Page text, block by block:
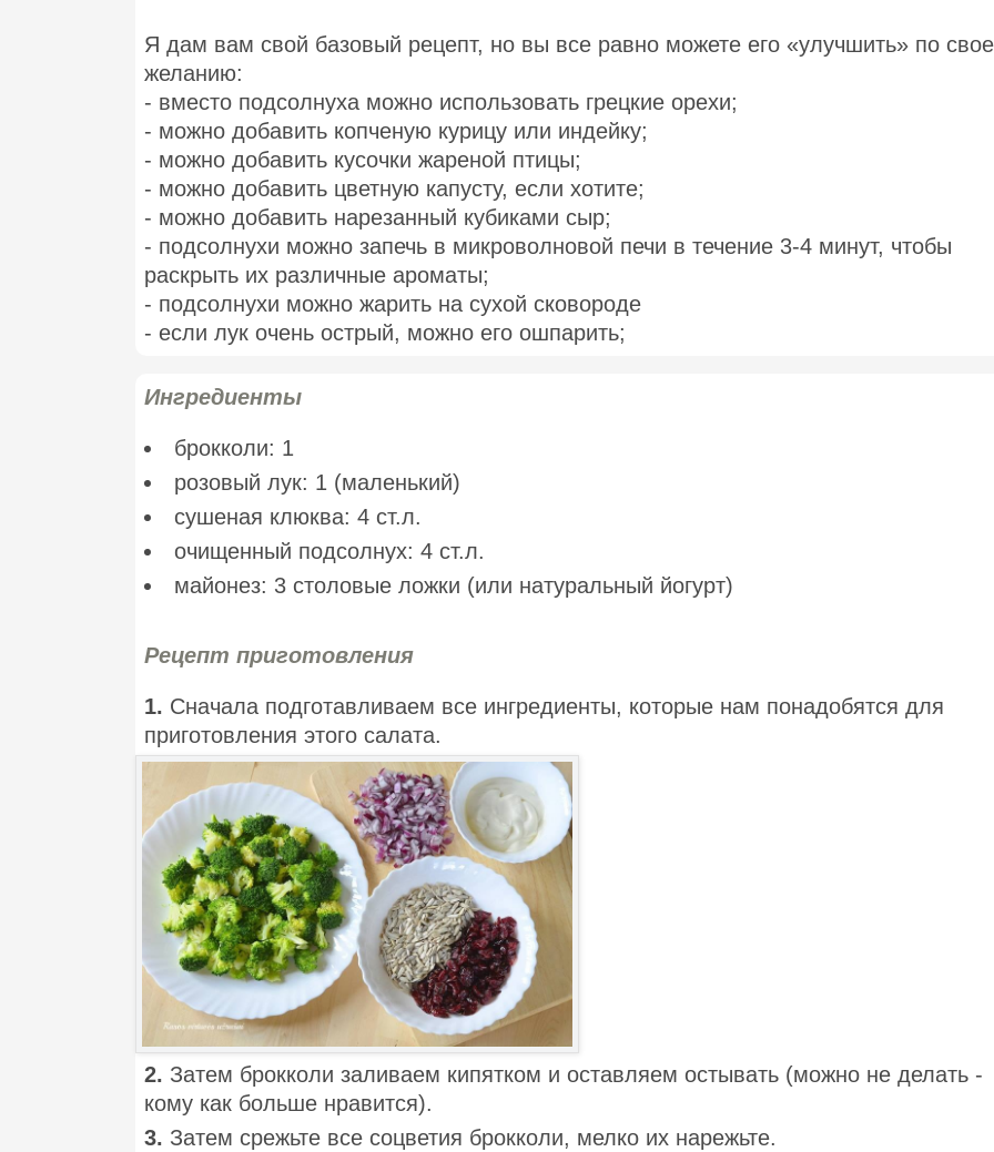
Я дам вам свой базовый рецепт, но вы все равно можете его «улучшить» по
желанию:
- вместо подсолнуха можно использовать грецкие орехи;
- можно добавить копченую курицу или индейку;
- можно добавить кусочки жареной птицы;
- можно добавить цветную капусту, если хотите;
- можно добавить нарезанный кубиками сыр;
- подсолнухи можно запечь в микроволновой печи в течение 3-4 минут, чтобы
раскрыть их различные ароматы;
- подсолнухи можно жарить на сухой сковороде
- если лук очень острый, можно его ошпарить;
Ингредиенты
брокколи: 1
розовый лук: 1 (маленький)
сушеная клюква: 4 ст.л.
очищенный подсолнух: 4 ст.л.
майонез: 3 столовые ложки (или натуральный йогурт)
Рецепт приготовления
1. Сначала подготавливаем все ингредиенты, которые нам понадобятся для
приготовления этого салата.
2. Затем брокколи заливаем кипятком и оставляем остывать (можно не делать -
кому как больше нравится).
3. Затем срежьте все соцветия брокколи, мелко их нарежьте.